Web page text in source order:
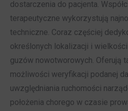
dostarczenia do pacjenta.
terapeutyczne wykorzystują
techniczne. Coraz częściej
określonych lokalizacji i wielkości
guzów nowotworowych. Oferują
możliwości weryfikacji podanej
uwzględniania ruchomości
położenia chorego w czasie